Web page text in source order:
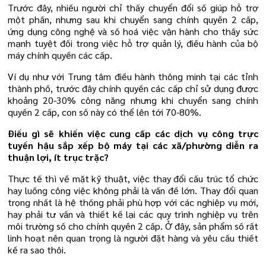
Trước đây, nhiều người chỉ thấy chuyển đổi số giúp hỗ trợ
một phần, nhưng sau khi chuyển sang chính quyền 2 cấp,
ứng dụng công nghệ và số hoá việc vận hành cho thấy sức
mạnh tuyệt đối trong việc hỗ trợ quản lý, điều hành của bộ
máy chính quyền các cấp.
Ví dụ như với Trung tâm điều hành thông minh tại các tỉnh
thành phố, trước đây chính quyền các cấp chỉ sử dụng được
khoảng 20-30% công năng nhưng khi chuyển sang chính
quyền 2 cấp, con số này có thể lên tới 70-80%.
Điều gì sẽ khiến việc cung cấp các dịch vụ công trực
tuyến hậu sắp xếp bộ máy tại các xã/phường diễn ra
thuận lợi, ít trục trặc?
Thực tế thì về mặt kỹ thuật, việc thay đổi cấu trúc tổ chức
hay luồng công việc không phải là vấn đề lớn. Thay đổi quan
trọng nhất là hệ thống phải phù hợp với các nghiệp vụ mới,
hay phải tư vấn và thiết kế lại các quy trình nghiệp vụ trên
môi trường số cho chính quyền 2 cấp. Ở đây, sản phẩm số rất
linh hoạt nên quan trọng là người đặt hàng và yêu cầu thiết
kế ra sao thôi.